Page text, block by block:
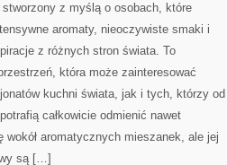
z myślą o osobach, które
aromaty, nieoczywiste smaki i
z różnych stron świata. To
która może zainteresować
kuchni świata, jak i tych, którzy od
całkowicie odmienić nawet
aromatycznych mieszanek, ale jej
są […]